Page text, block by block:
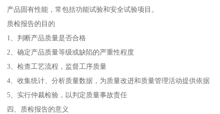
产品固有性能，常包括功能试验和安全试验项目。
质检报告的目的
1、判断产品质量是否合格
2、确定产品质量等级或缺陷的严重性程度
3、检查工艺流程，监督工序质量
4、收集统计、分析质量数据，为质量改进和质量管理活动提供依据
5、实行仲裁检验，以判定质量事故责任
四、质检报告的意义